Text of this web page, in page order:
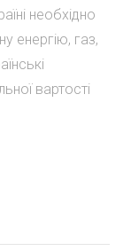
необхідно
енергію, газ,
вартості